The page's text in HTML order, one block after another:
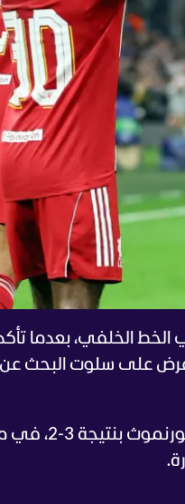
الخلفي، بعدما
على سلوت البحث
وكان ليفربول قد